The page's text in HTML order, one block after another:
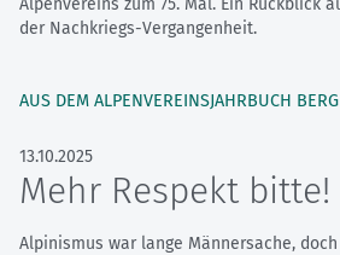
der Nachkriegs-Vergangenheit.
AUS DEM ALPENVEREINSJAHRBUCH
13.10.2025
Mehr Respekt bitte!
Alpinismus war lange Männersache,